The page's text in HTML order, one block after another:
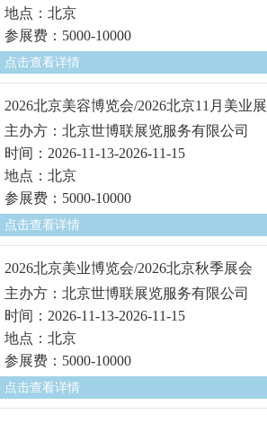
地点：北京
参展费：5000-10000
点击查看详情
2026北京美容博览会/2026北京11月美业展
主办方：北京世博联展览服务有限公司
时间：2026-11-13-2026-11-15
地点：北京
参展费：5000-10000
点击查看详情
2026北京美业博览会/2026北京秋季展会
主办方：北京世博联展览服务有限公司
时间：2026-11-13-2026-11-15
地点：北京
参展费：5000-10000
点击查看详情